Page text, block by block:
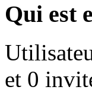
Qui est
et 0